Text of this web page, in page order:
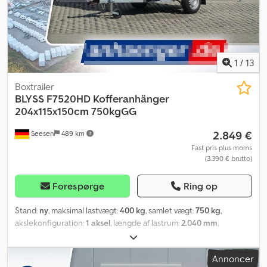
1 / 13
Seesen 489 km
Boxtrailer
BLYSS F7520HD Kofferanhänger
204x115x150cm 750kgGG
2.849 €
Fast pris plus moms
(3.390 € brutto)
Forespørge Ring op
Stand: ny, maksimal lastvægt:400 kg, samlet vægt:750 kg,
akslekonfiguration:1 aksel, længde af lastrum:2.040 mm,
, lastepladshøjde:
KASSETRAILER TEKNISKE DATA: * Trailer type: F7520HD *
Totalvægt: 750 kg * Nyttelast: 400 kg * Indvendige mål: L: 204 cm,
Annoncer